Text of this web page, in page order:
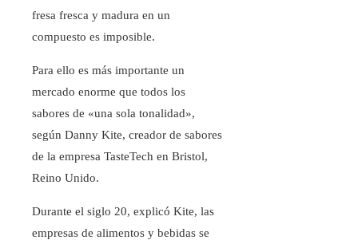
fresa fresca y madura en un
compuesto es imposible.
Para ello es más importante un
mercado enorme que todos los
sabores de «una sola tonalidad»,
según Danny Kite, creador de sabores
de la empresa TasteTech en Bristol,
Reino Unido.
Durante el siglo 20, explicó Kite, las
empresas de alimentos y bebidas se